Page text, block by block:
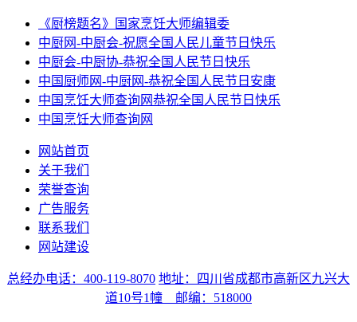
《厨榜题名》国家烹饪大师编辑委
中厨网-中厨会-祝愿全国人民儿童节日快乐
中厨会-中厨协-恭祝全国人民节日快乐
中国厨师网-中厨网-恭祝全国人民节日安康
中国烹饪大师查询网恭祝全国人民节日快乐
中国烹饪大师查询网
网站首页
关于我们
荣誉查询
广告服务
联系我们
网站建设
总经办电话：400-119-8070 地址：四川省成都市高新区九兴大
道10号1幢 邮编：518000